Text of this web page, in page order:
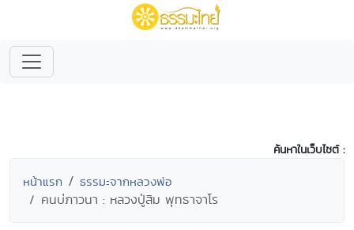
ค้นหาในเว็บไซต์ :
หน้าแรก ธรรมะจากหลวงพ่อ
คนบ่ภาวนา : หลวงปู่สิม พุทธาจาโร